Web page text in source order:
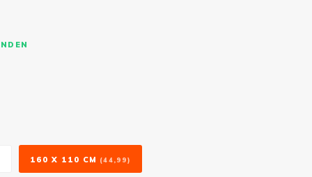
160 X 110 CM (44,99)